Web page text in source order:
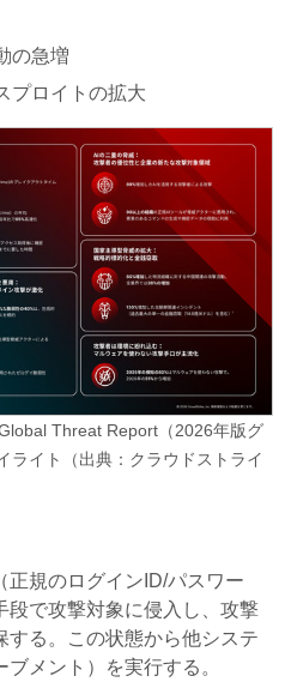
の急増
プロイトの拡大
Threat Report（2026年版グ
ライト（出典：クラウドストライ
規のログインID/パスワー
段で攻撃対象に侵入し、攻撃
る。この状態から他システ
メント）を実行する。